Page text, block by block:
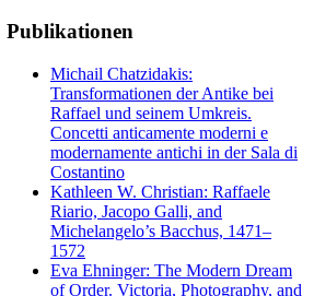
Publikationen
Michail Chatzidakis:
Transformationen der Antike bei
Raffael und seinem Umkreis.
Concetti anticamente moderni e
modernamente antichi in der Sala di
Costantino
Kathleen W. Christian: Raffaele
Riario, Jacopo Galli, and
Michelangelo’s Bacchus, 1471–
1572
Eva Ehninger: The Modern Dream
of Order. Victoria, Photography, and